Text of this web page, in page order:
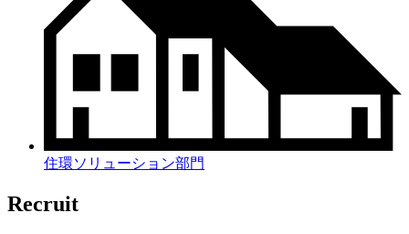
住環ソリューション部門
Recruit